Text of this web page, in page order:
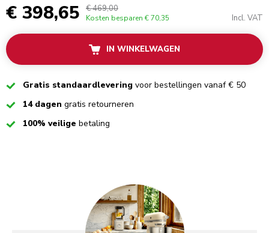
€ 398,65 € 469,00
Kosten besparen € 70,35 Incl. VAT
IN WINKELWAGEN
CheckedGratis standaardlevering voor bestellingen vanaf € 50
Checked14 dagen gratis retourneren
Checked100% veilige betaling